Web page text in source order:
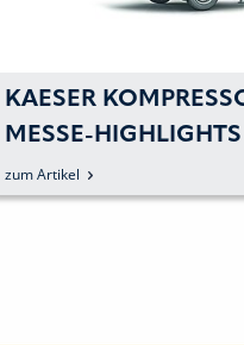
KAESER
DRUCKLUFT
IMMER DABEI
zum Artikel